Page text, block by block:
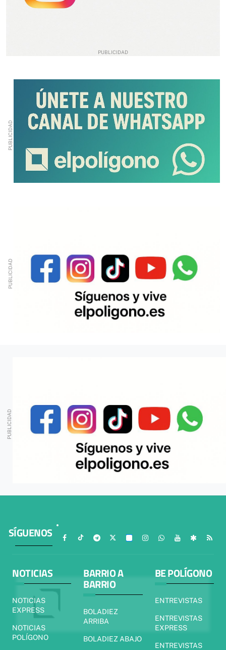
SÍGUENOS
NOTICIAS
NOTICIAS
EXPRESS
NOTICIAS
POLÍGONO
BARRIO A
BARRIO
BOLADIEZ
ARRIBA
BOLADIEZ ABAJO
BE POLÍGONO
ENTREVISTAS
ENTREVISTAS
EXPRESS
ENTREVISTAS